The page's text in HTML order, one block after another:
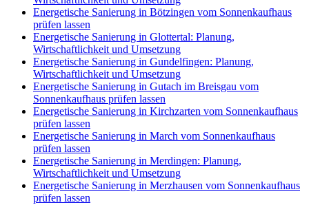
Energetische Sanierung in Bötzingen vom Sonnenkaufhaus
prüfen lassen
Energetische Sanierung in Glottertal: Planung,
Wirtschaftlichkeit und Umsetzung
Energetische Sanierung in Gundelfingen: Planung,
Wirtschaftlichkeit und Umsetzung
Energetische Sanierung in Gutach im Breisgau vom
Sonnenkaufhaus prüfen lassen
Energetische Sanierung in Kirchzarten vom Sonnenkaufhaus
prüfen lassen
Energetische Sanierung in March vom Sonnenkaufhaus
prüfen lassen
Energetische Sanierung in Merdingen: Planung,
Wirtschaftlichkeit und Umsetzung
Energetische Sanierung in Merzhausen vom Sonnenkaufhaus
prüfen lassen